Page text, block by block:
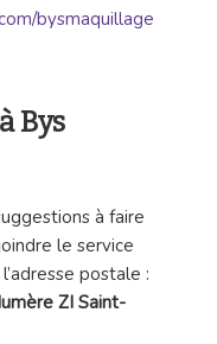
bysmaquillage
Bys
à faire
le service
postale :
ZI Saint-